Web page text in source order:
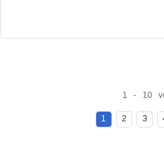
1 - 10
1 2 3